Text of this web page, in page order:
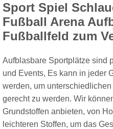
Sport Spiel
Fußball Arena
Fußballfeld zum
Aufblasbare Sportplätze sind
und Events, Es kann in jeder
werden, um
gerecht zu werden. Wir
Grundstoffen anbieten, von
leichteren Stoffen, um das